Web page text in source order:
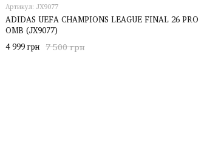
Артикул: JX9077
ADIDAS UEFA CHAMPIONS LEAGUE FINAL 26 PRO
OMB (JX9077)
7 500 грн
4 999 грн